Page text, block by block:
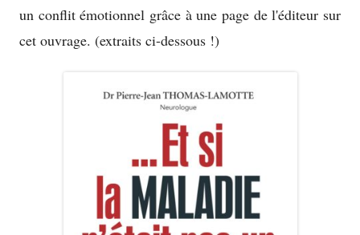
un conflit émotionnel grâce à une page de l'éditeur sur
cet ouvrage. (extraits ci-dessous !)